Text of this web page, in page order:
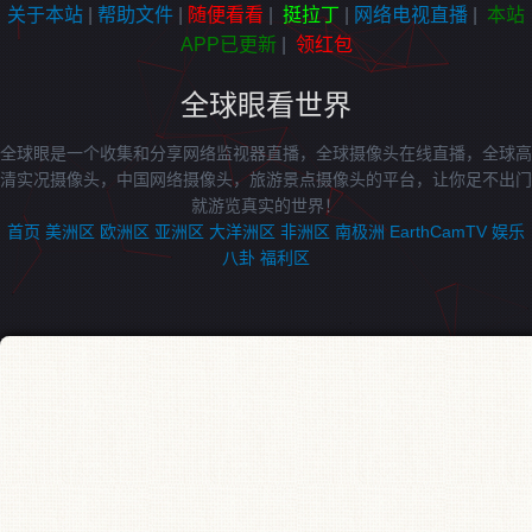
关于本站 帮助文件 随便看看 挺拉丁 网络电视直播
本站
APP已更新| 领红包
全球眼看世界
全球眼是一个收集和分享网络监视器直播，全球摄像头在线直播，全球高
清实况摄像头，中国网络摄像头，旅游景点摄像头的平台，让你足不出门
就游览真实的世界！
首页 美洲区 欧洲区 亚洲区 大洋洲区 非洲区 南极洲 EarthCamTV 娱乐
八卦 福利区